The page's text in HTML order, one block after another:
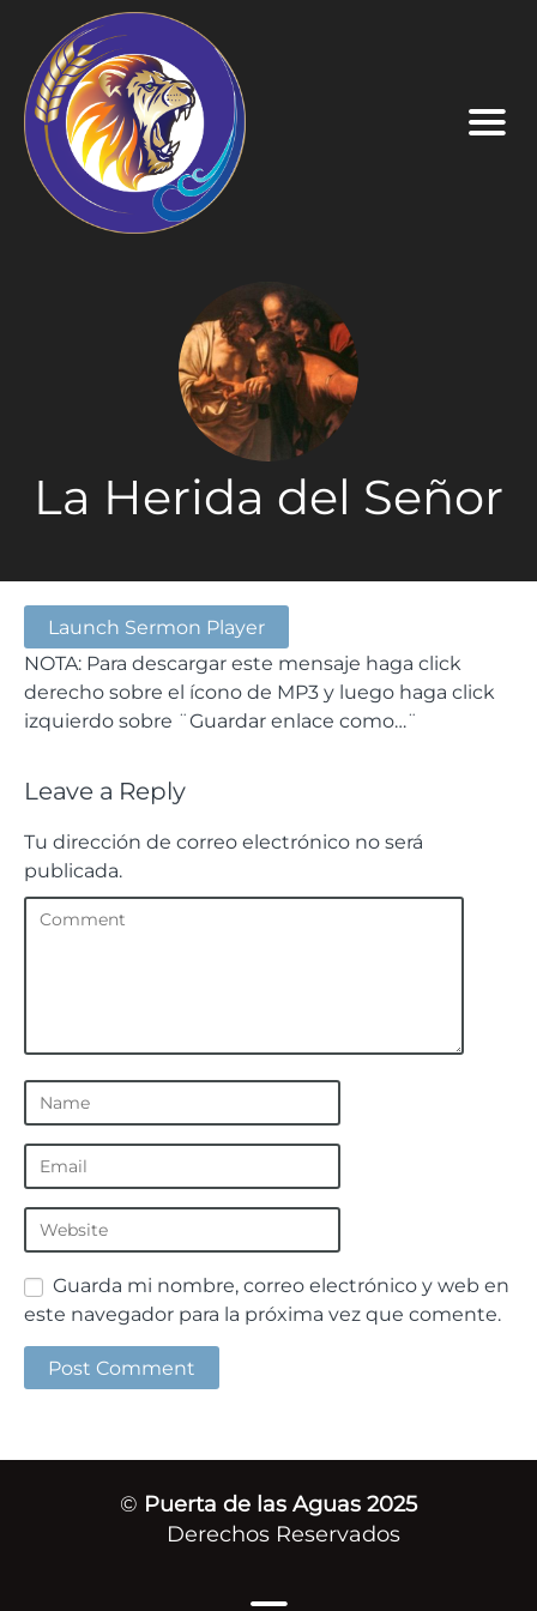
La Herida del Señor
Launch Sermon Player
NOTA: Para descargar este mensaje haga click
derecho sobre el ícono de MP3 y luego haga click
izquierdo sobre ¨Guardar enlace como…¨
Leave a Reply
Tu dirección de correo electrónico no será
publicada.
Guarda mi nombre, correo electrónico y web en
este navegador para la próxima vez que comente.
© Puerta de las Aguas 2025
Derechos Reservados